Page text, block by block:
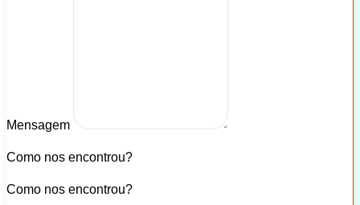
Mensagem
Como nos encontrou?
Como nos encontrou?